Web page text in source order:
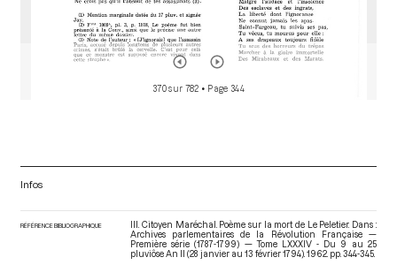
370 sur 782 • Page 344
Infos
RÉFÉRENCE BIBLIOGRAPHIQUE
III. Citoyen Maréchal. Poème sur la mort de Le Peletier. Dans :
Archives parlementaires de la Révolution Française —
Première série (1787-1799) — Tome LXXXIV - Du 9 au 25
pluviôse An II (28 janvier au 13 février 1794) . 1962. pp. 344-345.